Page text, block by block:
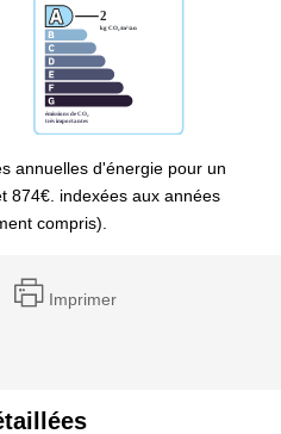
annuelles d'énergie pour un
874€. indexées aux années
compris).
Imprimer